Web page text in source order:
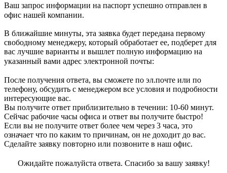
Ваш запрос информации на паспорт успешно отправлен в
офис нашей компании.
В ближайшие минуты, эта заявка будет передана первому
свободному менеджеру, который обработает ее, подберет для
вас лучшие варианты и вышлет полную информацию на
указанный вами адрес электронной почты:
После получения ответа, вы сможете по эл.почте или по
телефону, обсудить с менеджером все условия и подробности
интересующие вас.
Вы получите ответ приблизительно в течении: 10-60 минут.
Сейчас рабочие часы офиса и ответ вы получите быстро!
Если вы не получите ответ более чем через 3 часа, это
означает что по каким то причинам, он не доходит до вас.
Сделайте заявку повторно или позвоните в наш офис.
Ожидайте пожалуйста ответа. Спасибо за вашу заявку!